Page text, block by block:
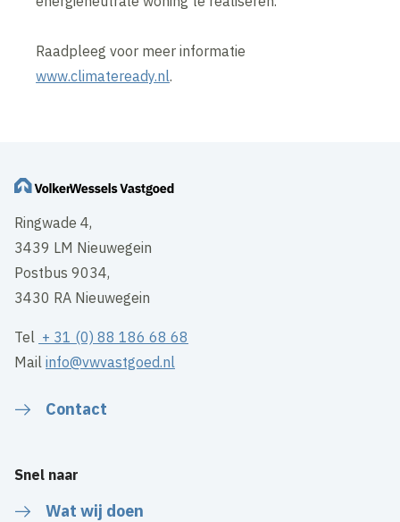
Raadpleeg voor meer informatie
www.climateready.nl.
Ringwade 4,
3439 LM Nieuwegein
Postbus 9034,
3430 RA Nieuwegein
Tel + 31 (0) 88 186 68 68
Mailinfo@vwvastgoed.nl
Contact
Snel naar
Wat wij doen